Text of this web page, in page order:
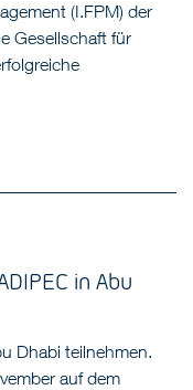
(I.FPM) der
Gesellschaft für
in Abu
Dhabi teilnehmen.
auf dem